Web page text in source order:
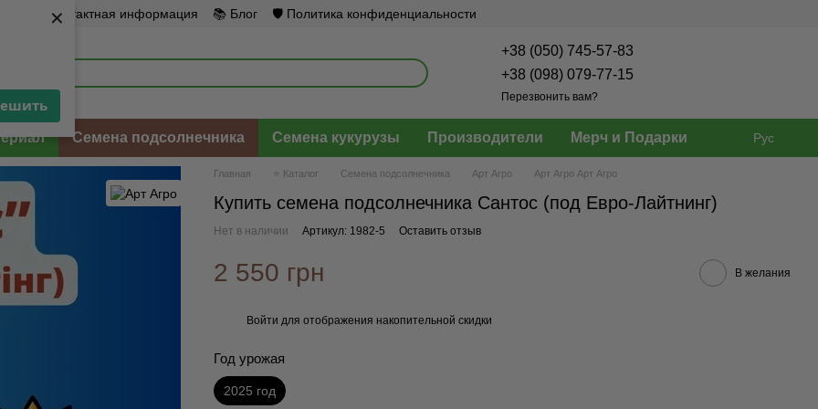
×
×
☎️ Контактная информация 📚 Блог 🛡️ Политика конфиденциальности
+38 (050) 745-57-83
+38 (098) 079-77-15
Перезвонить вам?
Семена подсолнечника Семена кукурузы Производители Мерч и Подарки Рус
Главная ⭐ Каталог Семена подсолнечника Арт Агро Арт Агро Арт Агро
Купить семена подсолнечника Сантос (под Евро-Лайтнинг)
Нет в наличии Артикул: 1982-5 Оставить отзыв
2 550 грн В желания
Войти для отображения накопительной скидки
Год урожая
2025 год